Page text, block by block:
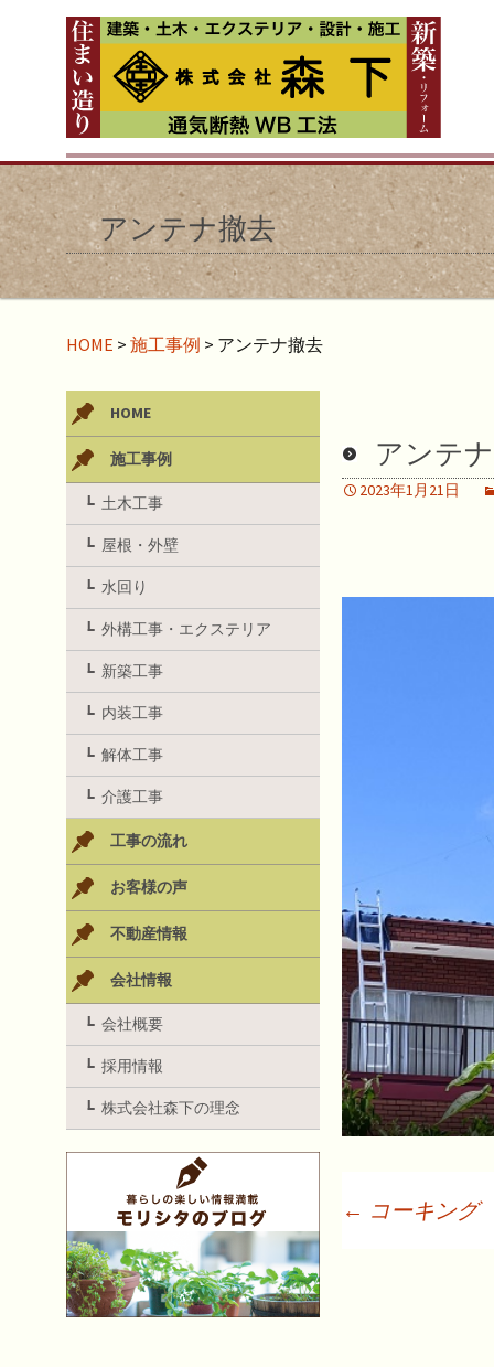
アンテナ撤去
HOME > 施工事例 > アンテナ撤去
アンテ
2023年1月21日
← コーキング
HOME
施工事例
土木工事
屋根・外壁
水回り
外構工事・エクステリア
新築工事
内装工事
解体工事
介護工事
工事の流れ
お客様の声
不動産情報
会社情報
会社概要
採用情報
株式会社森下の理念